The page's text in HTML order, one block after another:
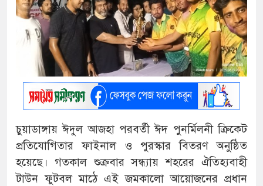
চুয়াডাঙ্গায় ঈদুল আজহা পরবর্তী ঈদ পুনর্মিলনী ক্রিকেট
প্রতিযোগিতার ফাইনাল ও পুরস্কার বিতরণ অনুষ্ঠিত
হয়েছে। গতকাল শুক্রবার সন্ধ্যায় শহরের ঐতিহ্যবাহী
টাউন ফুটবল মাঠে এই জমকালো আয়োজনের প্রধান